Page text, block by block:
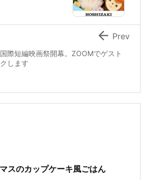
際短編映画祭開幕。ZOOMでゲスト
します
 Prev
スのカップケーキ風ごはん